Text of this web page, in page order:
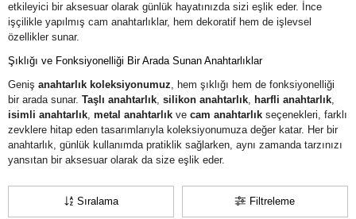
etkileyici bir aksesuar olarak günlük hayatınızda sizi eşlik eder. İnce
işçilikle yapılmış cam anahtarlıklar, hem dekoratif hem de işlevsel
özellikler sunar.
Şıklığı ve Fonksiyonelliği Bir Arada Sunan Anahtarlıklar
Geniş anahtarlık koleksiyonumuz, hem şıklığı hem de fonksiyonelliği
bir arada sunar. Taşlı anahtarlık, silikon anahtarlık, harfli anahtarlık,
isimli anahtarlık, metal anahtarlık ve cam anahtarlık seçenekleri, farklı
zevklere hitap eden tasarımlarıyla koleksiyonumuza değer katar. Her bir
anahtarlık, günlük kullanımda pratiklik sağlarken, aynı zamanda tarzınızı
yansıtan bir aksesuar olarak da size eşlik eder.
Filtreleme
Sıralama